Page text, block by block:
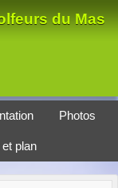
du Mas
Photos
plan